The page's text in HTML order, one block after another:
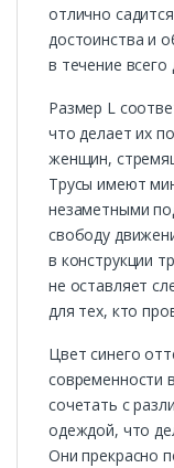
отлично
достоинства и
в течение всего
Размер L
что делает их
женщин,
Трусы имеют
незаметными
свободу
в конструкции
не оставляет
для тех, кто
Цвет синего
современности
сочетать с
одеждой, что
Они прекрасно